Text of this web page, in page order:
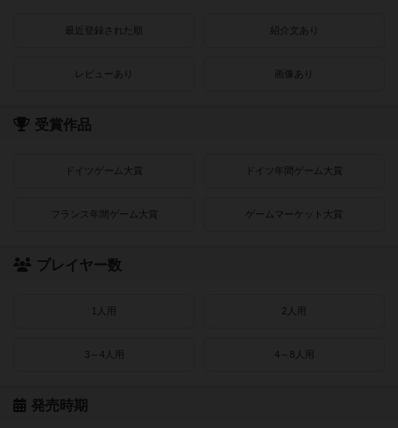
最近登録された順 紹介文あり
レビューあり 画像あり
受賞作品
ドイツゲーム大賞 ドイツ年間ゲーム大賞
フランス年間ゲーム大賞 ゲームマーケット大賞
プレイヤー数
1人用 2人用
3～4人用 4～8人用
発売時期